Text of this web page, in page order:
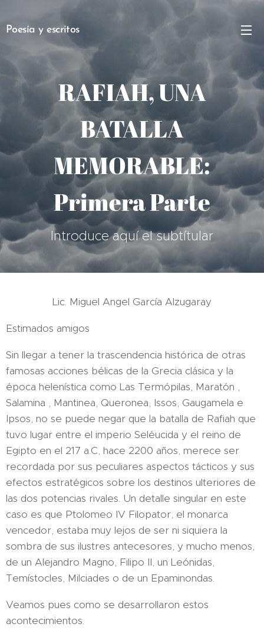
Poesía y escritos
RAFIAH, UNA
BATALLA
MEMORABLE:
Primera Parte
Introduce aquí el subtítular
Lic. Miguel Angel García Alzugaray
Estimados amigos
Sin llegar a tener la trascendencia histórica de otras
famosas acciones bélicas de la Grecia clásica y la
época helenística como Las Termópilas, Maratón ,
Salamina , Mantinea, Queronea, Issos, Gaugamela e
Ipsos, no se puede negar que la batalla de Rafiah que
tuvo lugar entre el imperio Seléucida y el reino de
Egipto en el 217 a.C, hace 2200 años, merece ser
recordada por sus peculiares aspectos tácticos y sus
efectos estratégicos sobre los destinos ulteriores de
las dos potencias rivales. Un detalle singular en este
caso es que Ptolomeo IV Filopator, el monarca
vencedor, estaba muy lejos de ser ni siquiera la
sombra de sus ilustres antecesores, y mucho menos,
de un Alejandro Magno, Filipo II, un Leónidas,
Temístocles, Milciades o de un Epaminondas.
Veamos pues como se desarrollaron estos
acontecimientos.